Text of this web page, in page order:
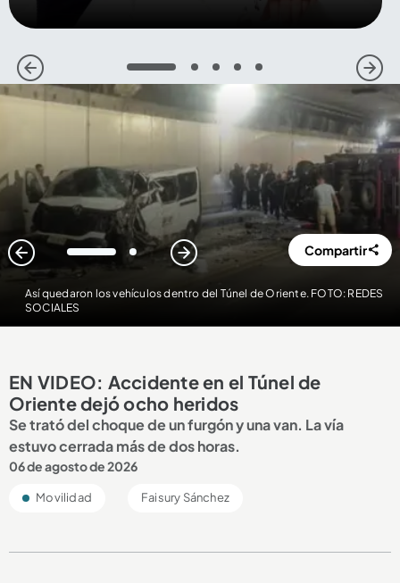
1 2 3 4 5
Así quedaron los vehículos dentro del Túnel de Oriente. FOTO: REDES
SOCIALES
1 2 Compartir
EN VIDEO: Accidente en el Túnel de
Oriente dejó ocho heridos
Se trató del choque de un furgón y una van. La vía
estuvo cerrada más de dos horas.
06 de agosto de 2026
Movilidad Faisury Sánchez